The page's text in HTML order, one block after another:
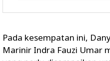
Pada kesempatan ini,
Marinir Indra Fauzi Umar